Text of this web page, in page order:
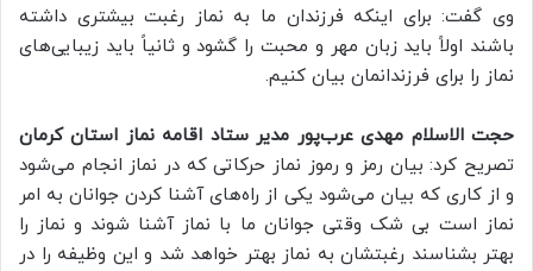
وی گفت: برای اینکه فرزندان ما به نماز رغبت بیشتری داشته
باشند اولاً باید زبان مهر و محبت را گشود و ثانیاً باید زیبایی‌های
نماز را برای فرزندانمان بیان کنیم.
حجت الاسلام مهدی عرب‌پور مدیر ستاد اقامه نماز استان کرمان
تصریح کرد: بیان رمز و رموز نماز حرکاتی که در نماز انجام می‌شود
و از کاری که بیان می‌شود یکی از راه‌های آشنا کردن جوانان به امر
نماز است بی شک وقتی جوانان ما با نماز آشنا شوند و نماز را
بهتر بشناسند رغبتشان به نماز بهتر خواهد شد و این وظیفه را در